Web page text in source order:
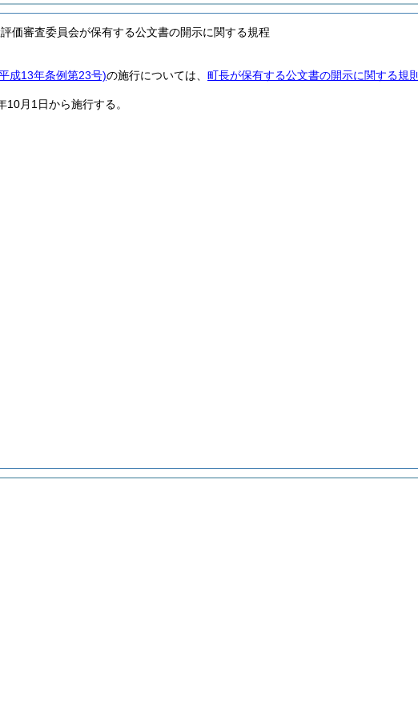
価審査委員会が保有する公文書の開示に関する規程
成13年条例第23号)の施行については、 町長が保有する公文書の開示に関する規則
10月1日から施行する。